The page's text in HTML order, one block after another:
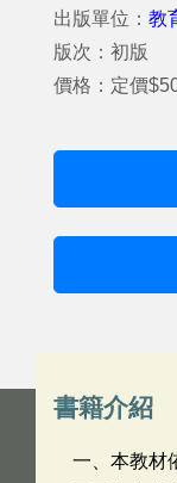
出版單位： 教
版次：初版
價格：定價
書籍介紹
一、本教材